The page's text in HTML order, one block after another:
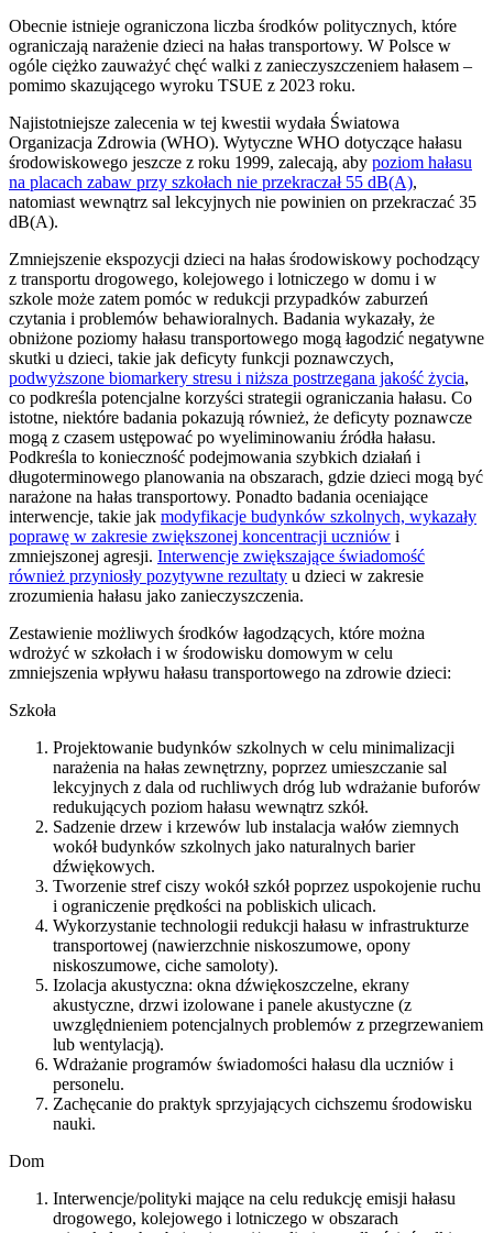
Obecnie istnieje ograniczona liczba środków politycznych, które
ograniczają narażenie dzieci na hałas transportowy. W Polsce w
ogóle ciężko zauważyć chęć walki z zanieczyszczeniem hałasem –
pomimo skazującego wyroku TSUE z 2023 roku.
Najistotniejsze zalecenia w tej kwestii wydała Światowa
Organizacja Zdrowia (WHO). Wytyczne WHO dotyczące hałasu
środowiskowego jeszcze z roku 1999, zalecają, aby poziom hałasu
na placach zabaw przy szkołach nie przekraczał 55 dB(A),
natomiast wewnątrz sal lekcyjnych nie powinien on przekraczać 35
dB(A).
Zmniejszenie ekspozycji dzieci na hałas środowiskowy pochodzący
z transportu drogowego, kolejowego i lotniczego w domu i w
szkole może zatem pomóc w redukcji przypadków zaburzeń
czytania i problemów behawioralnych. Badania wykazały, że
obniżone poziomy hałasu transportowego mogą łagodzić negatywne
skutki u dzieci, takie jak deficyty funkcji poznawczych,
podwyższone biomarkery stresu i niższa postrzegana jakość życia,
co podkreśla potencjalne korzyści strategii ograniczania hałasu. Co
istotne, niektóre badania pokazują również, że deficyty poznawcze
mogą z czasem ustępować po wyeliminowaniu źródła hałasu.
Podkreśla to konieczność podejmowania szybkich działań i
długoterminowego planowania na obszarach, gdzie dzieci mogą być
narażone na hałas transportowy. Ponadto badania oceniające
interwencje, takie jak modyfikacje budynków szkolnych, wykazały
poprawę w zakresie zwiększonej koncentracji uczniów i
zmniejszonej agresji. Interwencje zwiększające świadomość
również przyniosły pozytywne rezultaty u dzieci w zakresie
zrozumienia hałasu jako zanieczyszczenia.
Zestawienie możliwych środków łagodzących, które można
wdrożyć w szkołach i w środowisku domowym w celu
zmniejszenia wpływu hałasu transportowego na zdrowie dzieci:
Szkoła
Projektowanie budynków szkolnych w celu minimalizacji
narażenia na hałas zewnętrzny, poprzez umieszczanie sal
lekcyjnych z dala od ruchliwych dróg lub wdrażanie buforów
redukujących poziom hałasu wewnątrz szkół.
Sadzenie drzew i krzewów lub instalacja wałów ziemnych
wokół budynków szkolnych jako naturalnych barier
dźwiękowych.
Tworzenie stref ciszy wokół szkół poprzez uspokojenie ruchu
i ograniczenie prędkości na pobliskich ulicach.
Wykorzystanie technologii redukcji hałasu w infrastrukturze
transportowej (nawierzchnie niskoszumowe, opony
niskoszumowe, ciche samoloty).
Izolacja akustyczna: okna dźwiękoszczelne, ekrany
akustyczne, drzwi izolowane i panele akustyczne (z
uwzględnieniem potencjalnych problemów z przegrzewaniem
lub wentylacją).
Wdrażanie programów świadomości hałasu dla uczniów i
personelu.
Zachęcanie do praktyk sprzyjających cichszemu środowisku
nauki.
Dom
Interwencje/polityki mające na celu redukcję emisji hałasu
drogowego, kolejowego i lotniczego w obszarach